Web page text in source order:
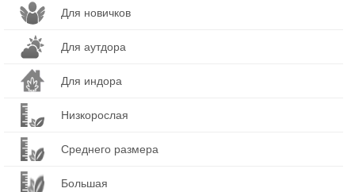
Для новичков
Для аутдора
Для индора
Низкорослая
Среднего размера
Большая